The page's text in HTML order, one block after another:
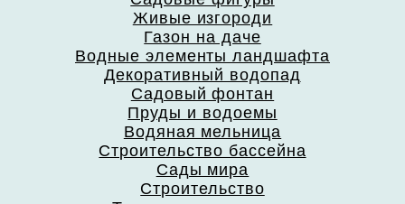
Живые изгороди
Газон на даче
Водные элементы ландшафта
Декоративный водопад
Садовый фонтан
Пруды и водоемы
Водяная мельница
Строительство бассейна
Сады мира
Строительство